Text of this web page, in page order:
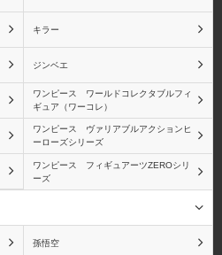
青雉(クザン)
モンキー・D・ガープ
キラー
ジンベエ
ワンピース ワールドコレクタブルフィ
ギュア（ワーコレ）
ワンピース ヴァリアブルアクションヒ
ーローズシリーズ
ワンピース フィギュアーツZEROシリ
ーズ
孫悟空